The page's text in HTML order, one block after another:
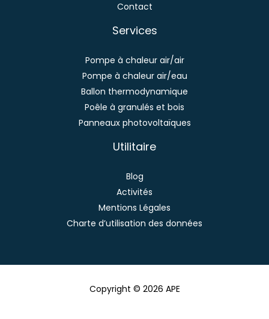
Contact
Services
Pompe à chaleur air/air
Pompe à chaleur air/eau
Ballon thermodynamique
Poêle à granulés et bois
Panneaux photovoltaïques
Utilitaire
Blog
Activités
Mentions Légales
Charte d’utilisation des données
Copyright © 2026 APE